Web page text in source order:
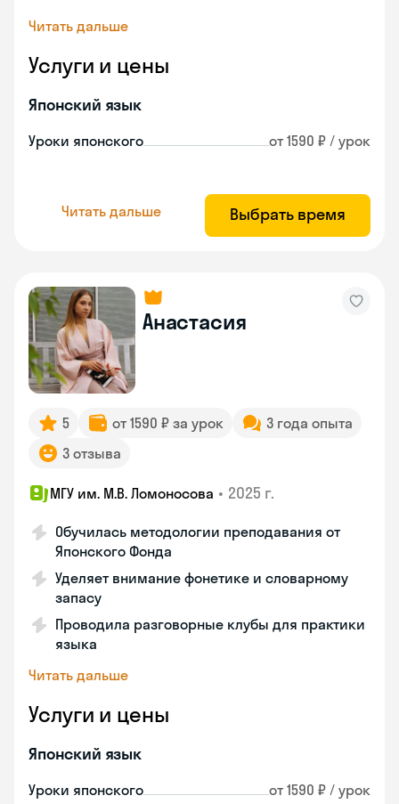
Читать дальше
Услуги и цены
Японский язык
Уроки японского от 1590 ₽ / урок
Читать дальше Выбрать время
Анастасия
5 от 1590 ₽ за урок
3 года опыта
3 отзыва
МГУ им. М.В. Ломоносова • 2025 г.
Обучилась методологии преподавания от
Японского Фонда
Уделяет внимание фонетике и словарному
запасу
Проводила разговорные клубы для практики
языка
Читать дальше
Услуги и цены
Японский язык
Уроки японского от 1590 ₽ / урок